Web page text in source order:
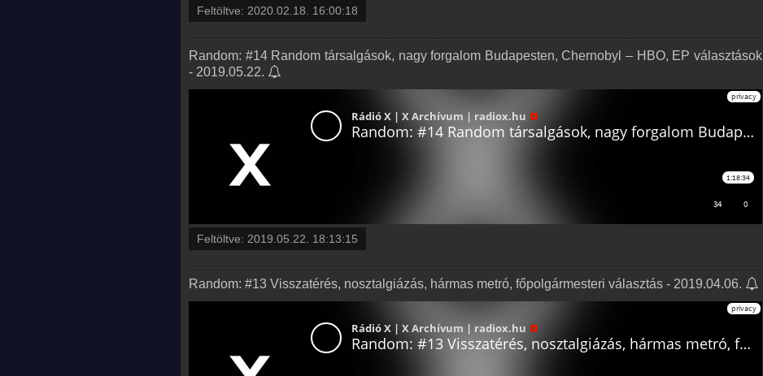
Feltöltve: 2020.02.18. 16:00:18
Random: #14 Random társalgások, nagy forgalom Budapesten, Chernobyl – HBO, EP választások
- 2019.05.22.
Feltöltve: 2019.05.22. 18:13:15
Random: #13 Visszatérés, nosztalgiázás, hármas metró, főpolgármesteri választás - 2019.04.06.